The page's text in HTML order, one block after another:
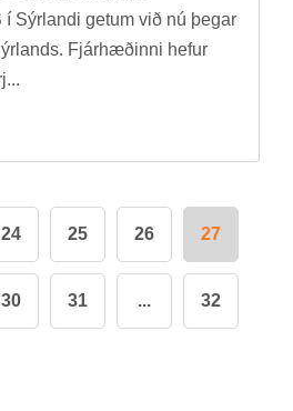
í Sýr­landi get­um við nú þeg­ar
Fjár­hæð­inni hef­ur
24 25 26 27
30 31 ... 32